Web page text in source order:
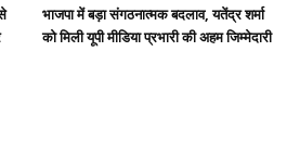
भाजपा में बड़ा संगठनात्मक बदलाव, यतेंद्र शर्मा
को मिली यूपी मीडिया प्रभारी की अहम जिम्मेदारी